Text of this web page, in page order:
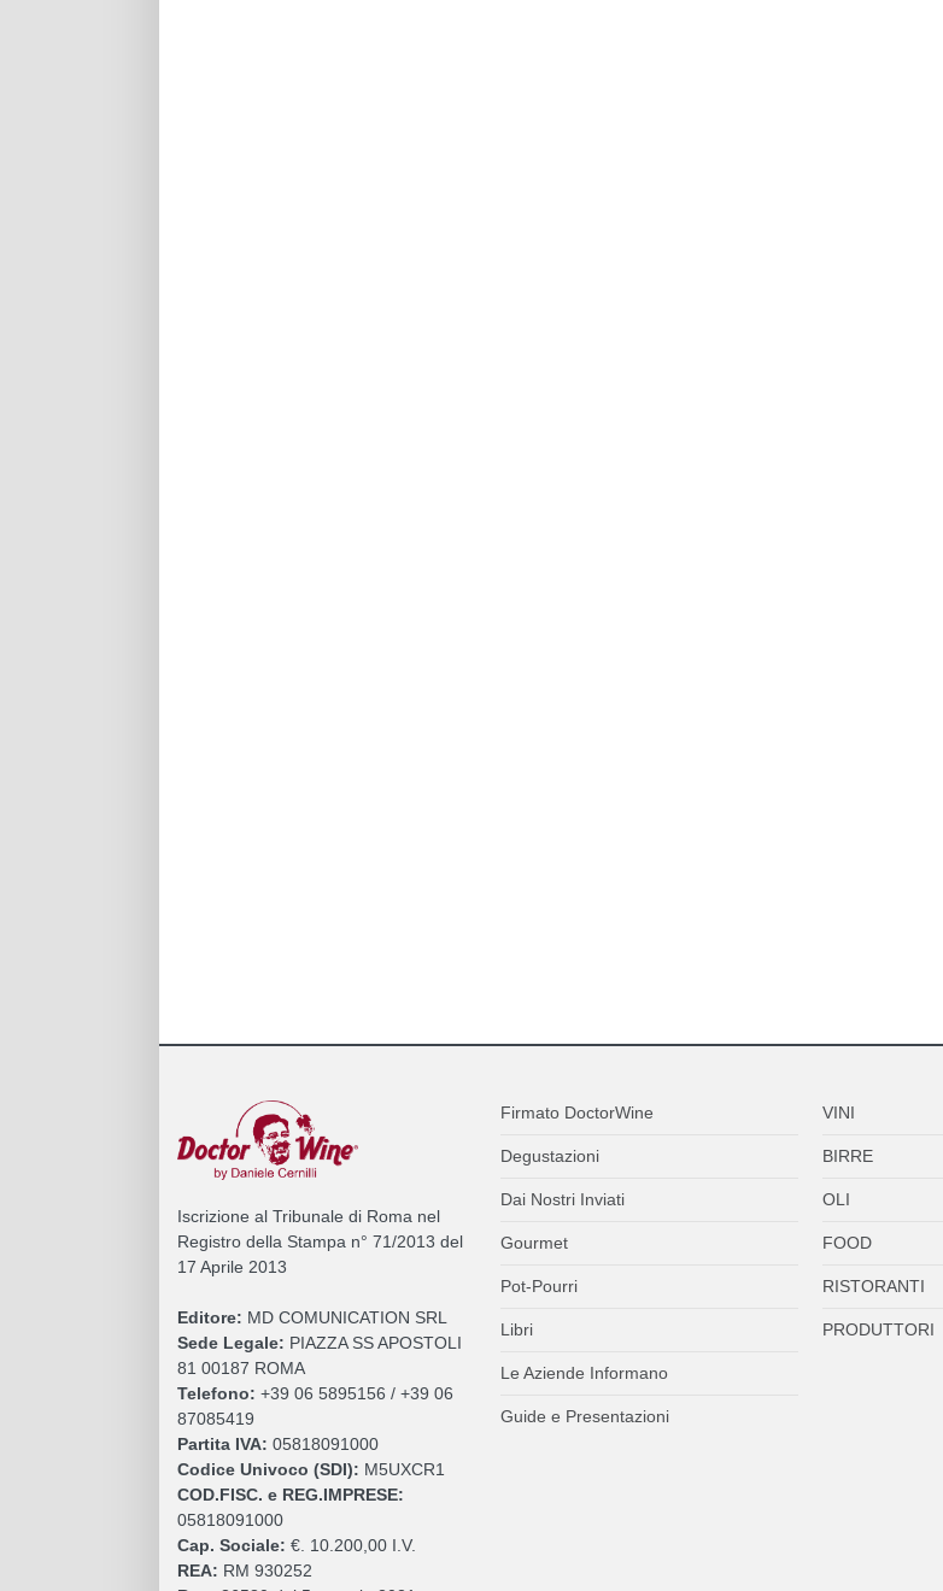
Iscrizione al Tribunale di Roma nel
Registro della Stampa n° 71/2013 del
17 Aprile 2013
Editore: MD COMUNICATION SRL
Sede Legale: PIAZZA SS APOSTOLI
81 00187 ROMA
Telefono: +39 06 5895156 / +39 06
87085419
Partita IVA: 05818091000
Codice Univoco (SDI): M5UXCR1
COD.FISC. e REG.IMPRESE:
05818091000
Cap. Sociale: €. 10.200,00 I.V.
REA: RM 930252
Firmato DoctorWine
Degustazioni
Dai Nostri Inviati
Gourmet
Pot-Pourri
Libri
Le Aziende Informano
Guide e Presentazioni
VINI
BIRRE
OLI
FOOD
RISTORANTI
PRODUTTORI